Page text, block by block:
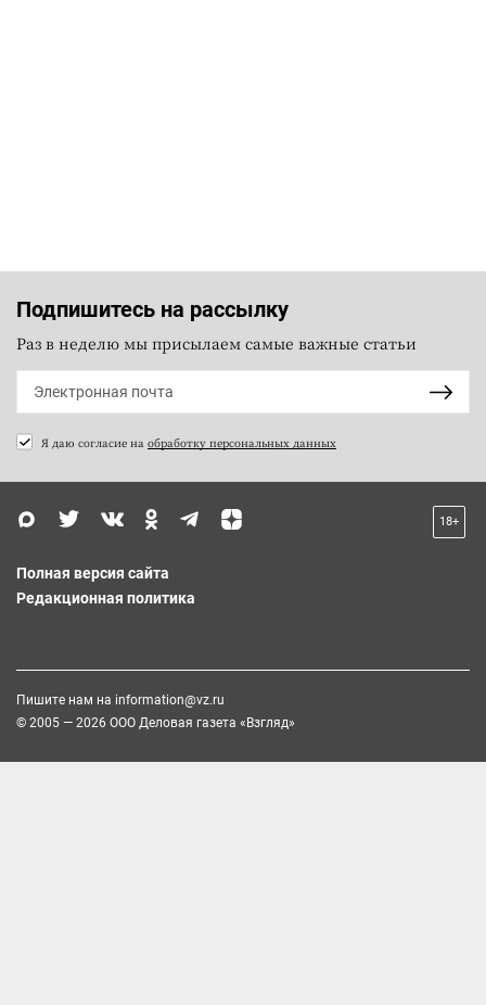
Подпишитесь на рассылку
Раз в неделю мы присылаем самые важные статьи
Я даю согласие на обработку персональных данных
18+
Полная версия сайта
Редакционная политика
Пишите нам на information@vz.ru
© 2005 — 2026 ООО Деловая газета «Взгляд»